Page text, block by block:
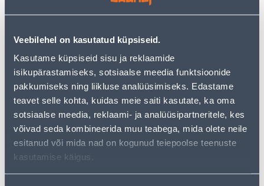
Veebilehel on kasutatud küpsiseid.
Kasutame küpsiseid sisu ja reklaamide
isikupärastamiseks, sotsiaalse meedia funktsioonide
pakkumiseks ning liikluse analüüsimiseks. Edastame
teavet selle kohta, kuidas meie saiti kasutate, ka oma
sotsiaalse meedia, reklaami- ja analüüsipartneritele, kes
võivad seda kombineerida muu teabega, mida olete neile
esitanud või mida nad on kogunud teiepoolse teenuste
kasutamise käigus.
KAMPAANIA
DIMMER VILMA LED QR
MUST
29
KAMPAANIA
LÜLITI VILMA RAAMITA
LED DIMMER QR VALGE
24 .79 €
KAMPAANIA